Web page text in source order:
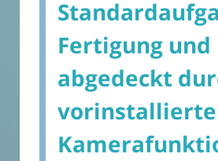
Fertigung
abgedeckt
vorinstallierte